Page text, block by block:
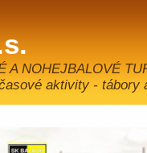
A NOHEJBALOVÉ
aktivity - tábory